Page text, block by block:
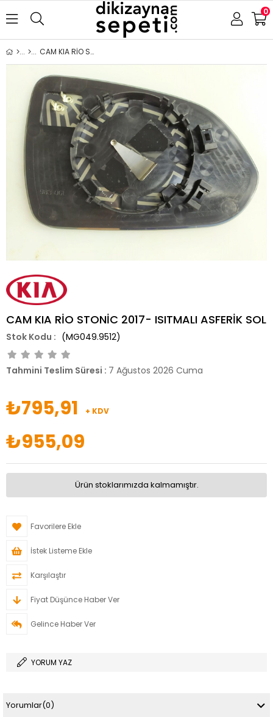
0
CAM KIA RİO STONİC 2017- ISITMALI ASFERİK SOL
CAM KIA RİO STONİC 2017- ISITMALI ASFERİK SOL
(MG049.9512)
Tahmini Teslim Süresi : 7 Ağustos 2026 Cuma
₺795,91 + KDV
₺955,09
Ürün stoklarımızda kalmamıştır.
Favorilere Ekle
İstek Listeme Ekle
Karşılaştır
Fiyat Düşünce Haber Ver
Gelince Haber Ver
YORUM YAZ
Yorumlar(0)